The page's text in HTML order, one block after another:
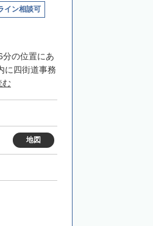
イン相談可
の位置にあ
に四街道事務
む
地図